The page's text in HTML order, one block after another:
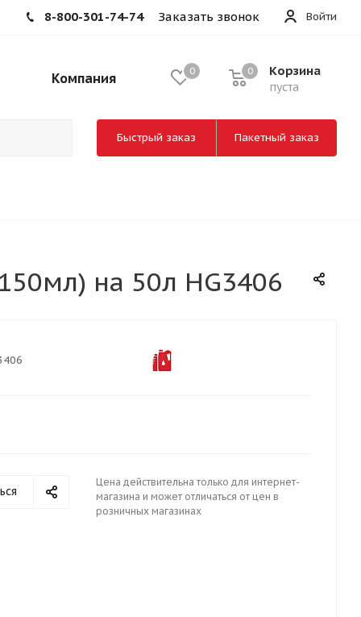
Войти
8-800-301-74-74 Заказать звонок
0 Корзина
пуста
0
Компания
Быстрый заказ Пакетный заказ
на 50л HG3406
Цена действительна только для интернет-
магазина и может отличаться от цен в
розничных магазинах